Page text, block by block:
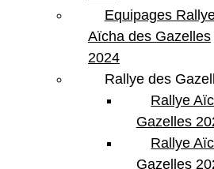
Ajouter au panier
TERA 1101356 Catégories :
Freinage performance
Jeep JK 2 portes
Jeep JLU 4 portes
Equipages
Aïcha des Gazelles
2024
Rallye des
Rallye
Gazelles
Rallye
Gazelles